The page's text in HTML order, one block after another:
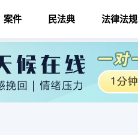
案件 民法典 法律法规